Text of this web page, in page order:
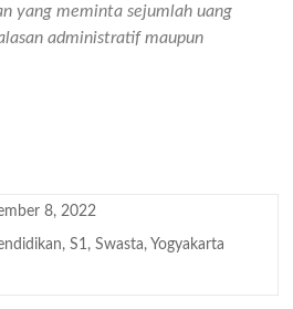
yang meminta sejumlah uang
administratif maupun
8, 2022
,S1,Swasta, Yogyakarta